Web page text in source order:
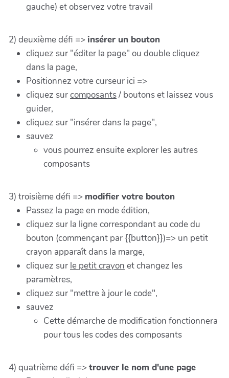
gauche) et observez votre travail
2) deuxième défi => insérer un bouton
cliquez sur "éditer la page" ou double cliquez
dans la page,
Positionnez votre curseur ici =>
cliquez surcomposants/ boutons et laissez vous
guider,
cliquez sur "insérer dans la page",
sauvez
vous pourrez ensuite explorer les autres
composants
3) troisième défi => modifier votre bouton
Passez la page en mode édition,
cliquez sur la ligne correspondant au code du
bouton (commençant par {{button}})=> un petit
crayon apparaît dans la marge,
cliquez sur le petit crayon et changez les
paramètres,
cliquez sur "mettre à jour le code",
sauvez
Cette démarche de modification fonctionnera
pour tous les codes des composants
4) quatrième défi => trouver le nom d'une page